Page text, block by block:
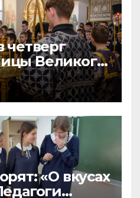
четверг
Великого
Никольском
Великое
«О вкусах